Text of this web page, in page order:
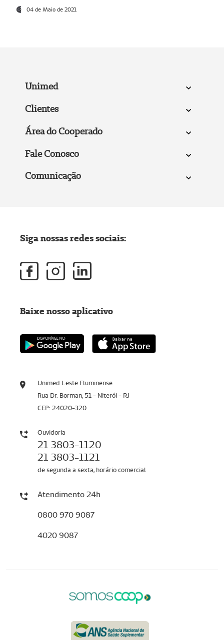
04 de Maio de 2021
Unimed
Clientes
Área do Cooperado
Fale Conosco
Comunicação
Unimed Leste Fluminense
Rua Dr. Borman, 51 - Niterói - RJ
CEP: 24020-320
Ouvidoria
21 3803-1120
21 3803-1121
de segunda a sexta, horário comercial
Atendimento 24h
0800 970 9087
4020 9087
Siga nossas redes sociais:
Baixe nosso aplicativo